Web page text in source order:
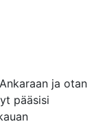
ja otan
pääsisi